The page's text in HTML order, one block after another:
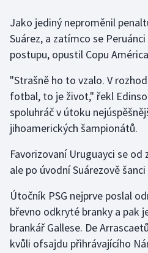
Florbal
Futsal
Golf
Gymnastika
Házená
Jezdectví
Judo
Krasobruslení
Jako jediný neproměnil
Suárez, a zatímco se
postupu, opustil Copu
"Strašně ho to vzalo. V
fotbal, to je život," řekl
spoluhráč v útoku
jihoamerických šampionátů.
Favorizovaní Uruguayci se
ale po úvodní Suárezově
Útočník PSG nejprve poslal
břevno odkryté branky a pak
brankář Gallese. De
kvůli ofsajdu přihrávajícího